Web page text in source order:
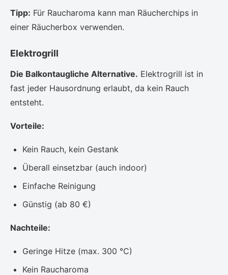
Tipp: Für Raucharoma kann man Räucherchips in
einer Räucherbox verwenden.
Elektrogrill
Die Balkontaugliche Alternative. Elektrogrill ist in
fast jeder Hausordnung erlaubt, da kein Rauch
entsteht.
Vorteile:
Kein Rauch, kein Gestank
Überall einsetzbar (auch indoor)
Einfache Reinigung
Günstig (ab 80 €)
Nachteile:
Geringe Hitze (max. 300 °C)
Kein Raucharoma